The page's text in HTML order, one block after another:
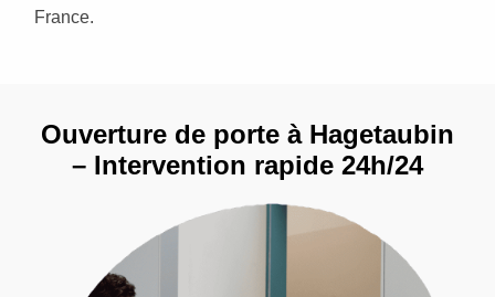
France.
Ouverture de porte à Hagetaubin
– Intervention rapide 24h/24